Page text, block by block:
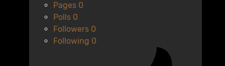
Pages 0
Polls 0
Followers 0
Following 0